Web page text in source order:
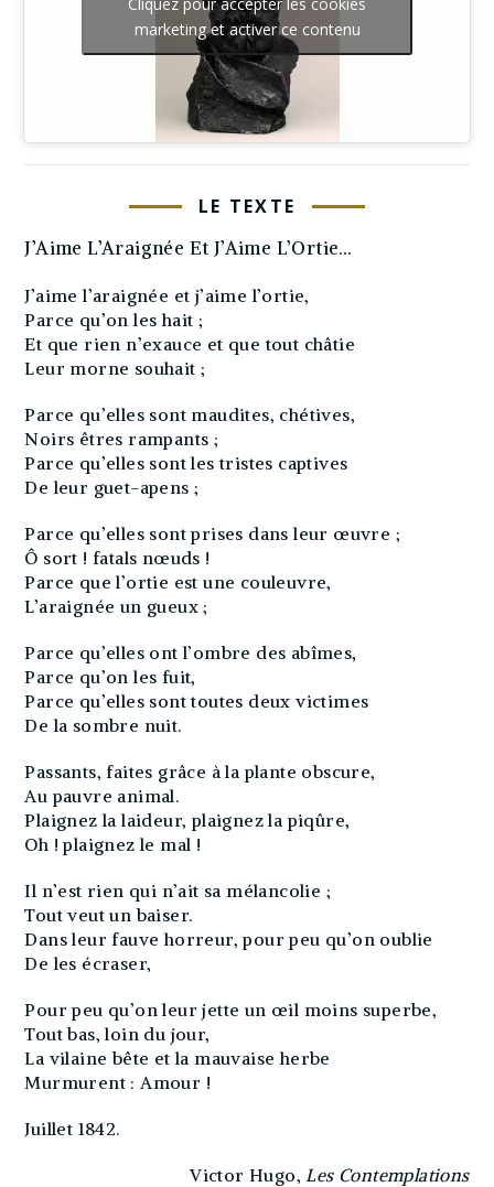
Cliquez pour accepter les cookies
marketing et activer ce contenu
LE TEXTE
J’Aime L’Araignée Et J’Aime L’Ortie…
J’aime l’araignée et j’aime l’ortie,
Parce qu’on les hait ;
Et que rien n’exauce et que tout châtie
Leur morne souhait ;
Parce qu’elles sont maudites, chétives,
Noirs êtres rampants ;
Parce qu’elles sont les tristes captives
De leur guet-apens ;
Parce qu’elles sont prises dans leur œuvre ;
Ô sort ! fatals nœuds !
Parce que l’ortie est une couleuvre,
L’araignée un gueux ;
Parce qu’elles ont l’ombre des abîmes,
Parce qu’on les fuit,
Parce qu’elles sont toutes deux victimes
De la sombre nuit.
Passants, faites grâce à la plante obscure,
Au pauvre animal.
Plaignez la laideur, plaignez la piqûre,
Oh ! plaignez le mal !
Il n’est rien qui n’ait sa mélancolie ;
Tout veut un baiser.
Dans leur fauve horreur, pour peu qu’on oublie
De les écraser,
Pour peu qu’on leur jette un œil moins superbe,
Tout bas, loin du jour,
La vilaine bête et la mauvaise herbe
Murmurent : Amour !
Juillet 1842.
Victor Hugo, Les Contemplations